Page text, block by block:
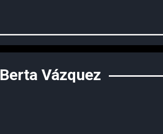
Berta Vázquez